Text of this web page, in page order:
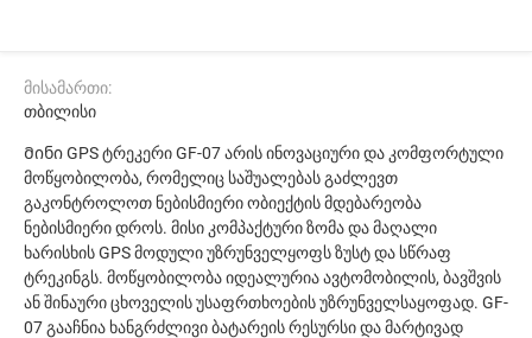
მისამართი:
თბილისი
Მინი GPS ტრეკერი GF-07 არის ინოვაციური და კომფორტული
მოწყობილობა, რომელიც საშუალებას გაძლევთ
გაკონტროლოთ ნებისმიერი ობიექტის მდებარეობა
ნებისმიერი დროს. მისი კომპაქტური ზომა და მაღალი
ხარისხის GPS მოდული უზრუნველყოფს ზუსტ და სწრაფ
ტრეკინგს. მოწყობილობა იდეალურია ავტომობილის, ბავშვის
ან შინაური ცხოველის უსაფრთხოების უზრუნველსაყოფად. GF-
07 გააჩნია ხანგრძლივი ბატარეის რესურსი და მარტივად